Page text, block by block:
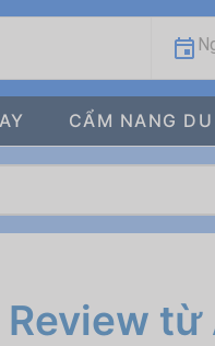
CẨM NANG
từ